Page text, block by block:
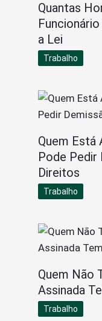
Quantas
a Lei
Trabalho
Quem Está
Pode Pedir
Direitos
Trabalho
Quem Não
Assinada
Trabalho